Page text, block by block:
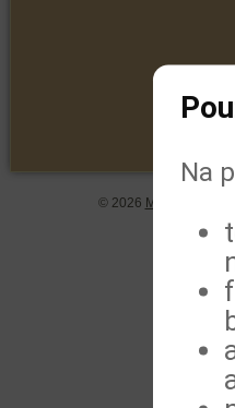
© 2026 MeDitorial
Na